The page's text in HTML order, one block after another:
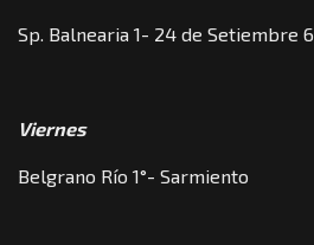
Sp. Balnearia 1- 24 de Setiembre 6
Viernes
Belgrano Río 1°- Sarmiento